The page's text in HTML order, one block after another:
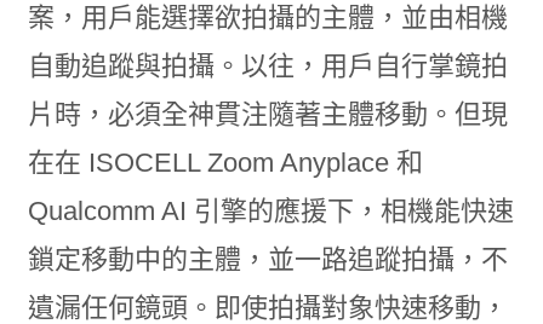
案，用戶能選擇欲拍攝的主體，並由相機
自動追蹤與拍攝。以往，用戶自行掌鏡拍
片時，必須全神貫注隨著主體移動。但現
在在 ISOCELL Zoom Anyplace 和
Qualcomm AI 引擎的應援下，相機能快速
鎖定移動中的主體，並一路追蹤拍攝，不
遺漏任何鏡頭。即使拍攝對象快速移動，